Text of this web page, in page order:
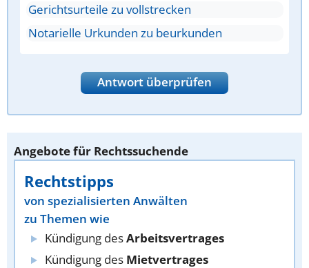
Gerichtsurteile zu vollstrecken
Notarielle Urkunden zu beurkunden
Antwort überprüfen
Angebote für Rechtssuchende
Rechtstipps
von spezialisierten Anwälten
zu Themen wie
Kündigung desArbeitsvertrages
Kündigung des Mietvertrages